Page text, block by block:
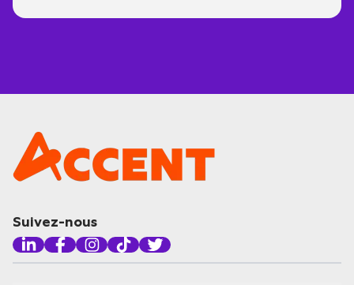
Suivez-nous